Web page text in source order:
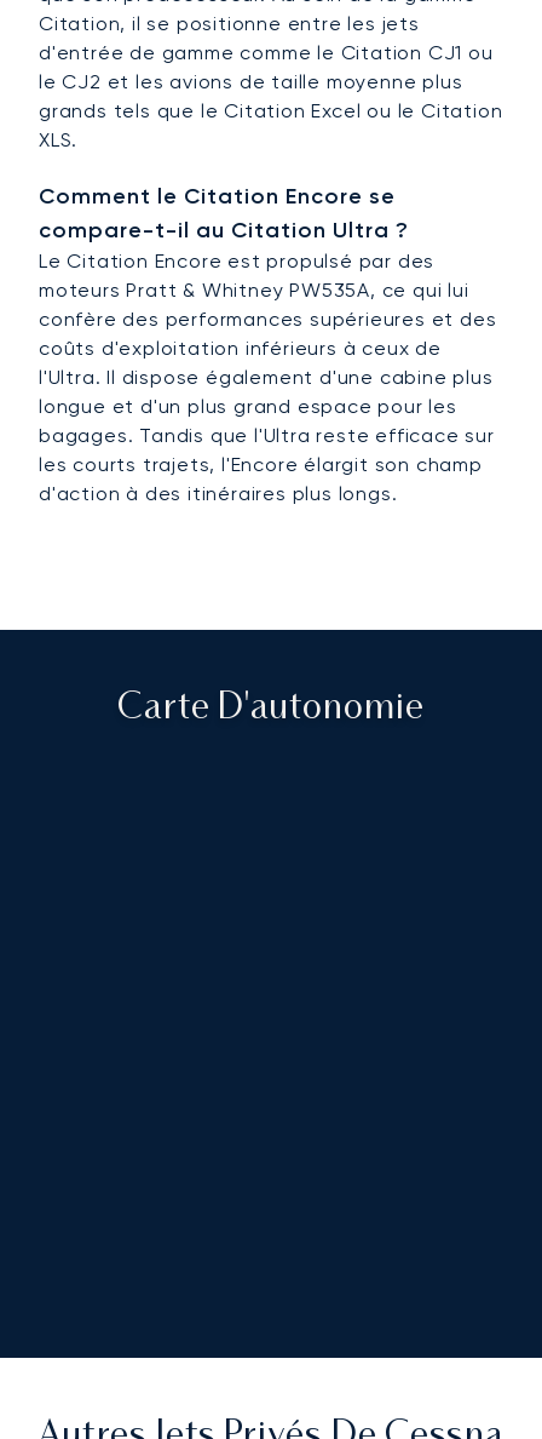
Citation, il se positionne entre les jets
d'entrée de gamme comme le Citation CJ1 ou
le CJ2 et les avions de taille moyenne plus
grands tels que le Citation Excel ou le Citation
XLS.
Comment le Citation Encore se
compare-t-il au Citation Ultra ?
Le Citation Encore est propulsé par des
moteurs Pratt & Whitney PW535A, ce qui lui
confère des performances supérieures et des
coûts d'exploitation inférieurs à ceux de
l'Ultra. Il dispose également d'une cabine plus
longue et d'un plus grand espace pour les
bagages. Tandis que l'Ultra reste efficace sur
les courts trajets, l'Encore élargit son champ
d'action à des itinéraires plus longs.
Carte D'autonomie